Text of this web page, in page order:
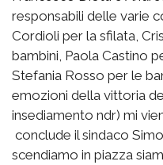
responsabili delle varie
Cordioli per la sfilata,
bambini, Paola Castino
Stefania Rosso per le
emozioni della vittoria
insediamento ndr) mi
conclude il sindaco
scendiamo in piazza